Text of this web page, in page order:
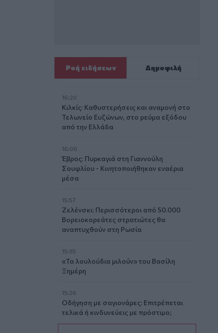
Ροή ειδήσεων Δημοφιλή
16:20
Κιλκίς: Καθυστερήσεις και αναμονή στο
Τελωνείο Ευζώνων, στο ρεύμα εξόδου
από την Ελλάδα
16:06
Έβρος: Πυρκαγιά στη Γιαννούλη
Σουφλίου - Κινητοποιήθηκαν εναέρια
μέσα
15:57
Ζελένσκι: Περισσότεροι από 50.000
Βορειοκορεάτες στρατιώτες θα
αναπτυχθούν στη Ρωσία
15:35
«Τα λουλούδια μιλούν» του Βασίλη
Ξημέρη
15:26
Οδήγηση με σαγιονάρες: Επιτρέπεται
τελικά ή κινδυνεύεις με πρόστιμο;